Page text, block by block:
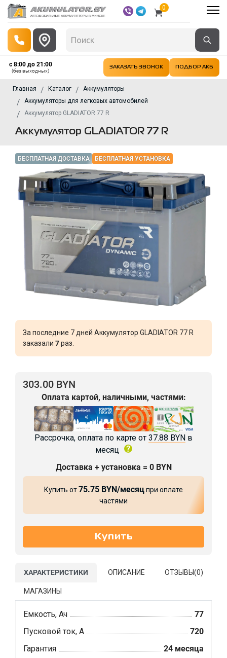
0
с 8:00 до 21:00
(без выходных)
ЗАКАЗАТЬ ЗВОНОК ПОДБОР АКБ
Главная Каталог
Аккумуляторы
Аккумуляторы для легковых автомобилей
Аккумулятор GLADIATOR 77 R
Аккумулятор GLADIATOR 77 R
БЕСПЛАТНАЯ ДОСТАВКА БЕСПЛАТНАЯ УСТАНОВКА
За последние 7 дней Аккумулятор GLADIATOR 77 R
заказали 7раз.
303.00 BYN
Оплата картой, наличными, частями:
Рассрочка, оплата по карте от 37.88 BYN в
месяц
Доставка + установка = 0 BYN
Купить от75.75 BYN/месяцпри оплате
частями
ХАРАКТЕРИСТИКИ ОПИСАНИЕ ОТЗЫВЫ(0)
МАГАЗИНЫ
Емкость, Ач
77
Пусковой ток, А
720
Гарантия
24 месяца